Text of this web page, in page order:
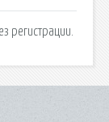
регистрации.